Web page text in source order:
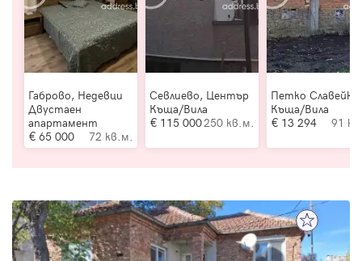
Габрово, Недевци
Двустаен
апартамент
65 000
72 кв.м.
Севлиево, Център
Къща/Вила
115 000250 кв.м.
Петко
Къща/Вила
13 294
91